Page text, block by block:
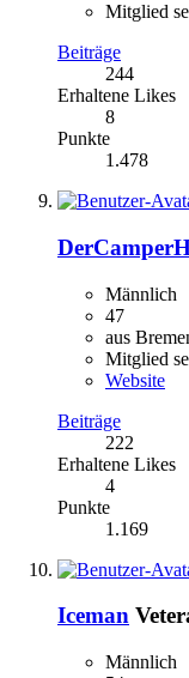
Mitglied
Beiträge
244
Erhaltene Likes
8
Punkte
1.478
Männlich
47
aus
Mitglied
Website
Beiträge
222
Erhaltene Likes
4
Punkte
1.169
Iceman
Männlich